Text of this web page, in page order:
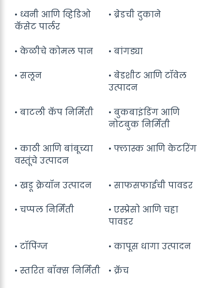
• ध्वनी आणि व्हिडिओ
कॅसेट पार्लर
• ब्रेडची दुकाने
• केळीचे कोमल पान • बांगड्या
• सलून
• बेडशीट आणि टॉवेल
उत्पादन
• बाटली कॅप निर्मिती
• बुकबाइंडिंग आणि
नोटबुक निर्मिती
• काठी आणि बांबूच्या
वस्तूंचे उत्पादन
• फ्लास्क आणि केटरिंग
• खडू क्रेयॉन उत्पादन • साफसफाईची पावडर
• चप्पल निर्मिती
• एस्प्रेसो आणि चहा
पावडर
• टॉपिंग्ज • कापूस धागा उत्पादन
• स्तरित बॉक्स निर्मिती • क्रॅच